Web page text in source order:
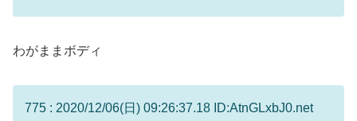
わがままボディ
775 : 2020/12/06(日) 09:26:37.18 ID:AtnGLxbJ0.net